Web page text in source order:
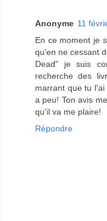
Anonyme 11
En ce moment je
qu'en ne cessant
Dead" je suis
recherche des
marrant que tu
a peu! Ton avis
qu'il va me plaire!
Répondre